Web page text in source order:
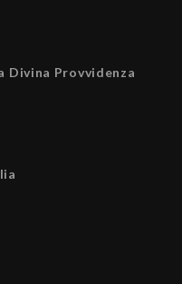
Divina Provvidenza